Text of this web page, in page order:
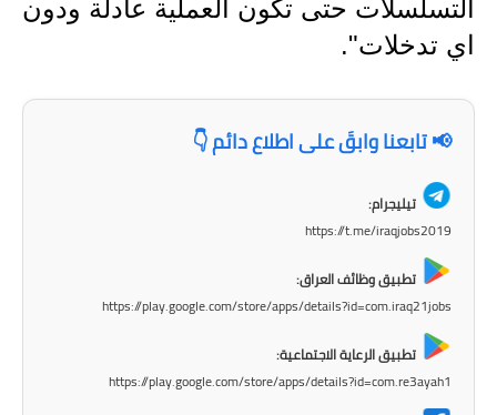
المرحلة الابتدائية
المرحلة الاعدادية
استمارة القبول المركزي
التسلسلات حتى تكون العملية عادلة ودون
اي تدخلات".
📢 تابعنا وابقَ على اطلاع دائم 👇
تيليجرام:
https://t.me/iraqjobs2019
تطبيق وظائف العراق:
https://play.google.com/store/apps/details?id=com.iraq21jobs
تطبيق الرعاية الاجتماعية:
https://play.google.com/store/apps/details?id=com.re3ayah1